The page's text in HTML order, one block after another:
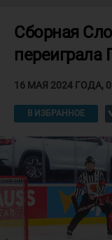
Сборная
переиграла
16 МАЯ 2024 ГОДА,
В ИЗБРАННОЕ